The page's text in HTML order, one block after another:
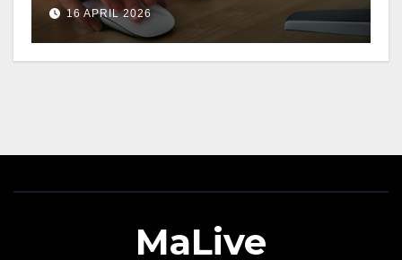
16 APRIL 2026
MaLive